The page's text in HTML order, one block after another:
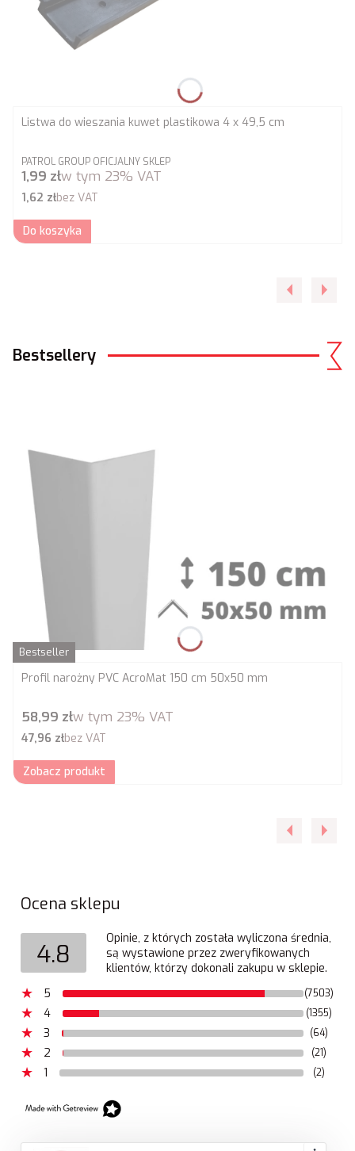
Listwa do wieszania kuwet plastikowa 4 x 49,5 cm
PRODUCENT
PATROL GROUP OFICJALNY SKLEP
Cena brutto
1,99 złw tym 23% VAT
Cena netto
1,62 złbez VAT
Do koszyka
Bestsellery
Bestseller
Profil narożny PVC AcroMat 150 cm 50x50 mm
Cena brutto
58,99 złw tym 23% VAT
Cena netto
47,96 złbez VAT
Zobacz produkt
Ocena sklepu
4.8
Opinie, z których została wyliczona średnia,
są wystawione przez zweryfikowanych
klientów, którzy dokonali zakupu w sklepie.
5
(7503)
4 (1355)
3 (64)
2 (21)
1 (2)